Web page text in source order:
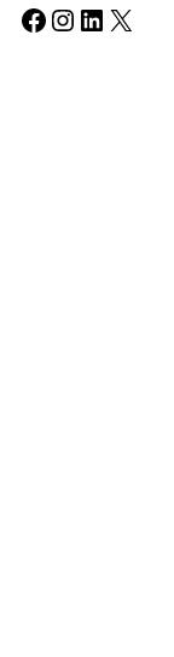
Facebook Instagram LinkedIn X